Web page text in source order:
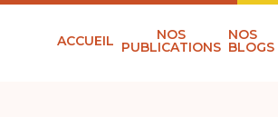
ACCUEIL NOS
PUBLICATIONS
NOS
BLOGS